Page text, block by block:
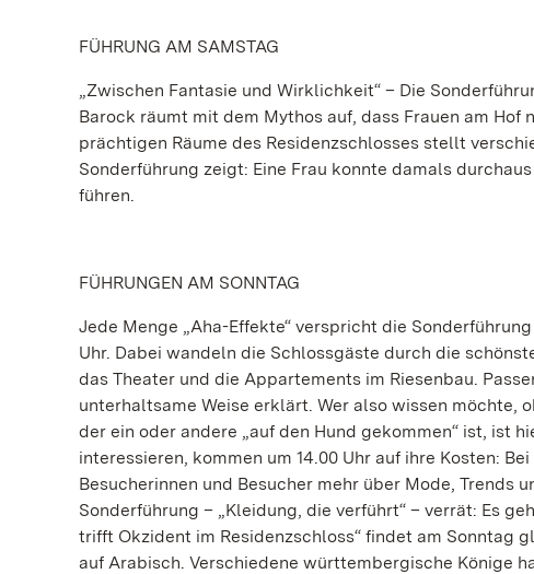
FÜHRUNG AM SAMSTAG
„Zwischen Fantasie und Wirklichkeit“ – Die
Barock räumt mit dem Mythos auf, dass Frauen am
prächtigen Räume des Residenzschlosses stellt
Sonderführung zeigt: Eine Frau konnte damals
führen.
FÜHRUNGEN AM SONNTAG
Jede Menge „Aha-Effekte“ verspricht die
Uhr. Dabei wandeln die Schlossgäste durch die
das Theater und die Appartements im Riesenbau.
unterhaltsame Weise erklärt. Wer also wissen möchte,
der ein oder andere „auf den Hund gekommen“ ist, ist
interessieren, kommen um 14.00 Uhr auf ihre Kosten:
Besucherinnen und Besucher mehr über Mode, Trends
Sonderführung – „Kleidung, die verführt“ – verrät: Es
trifft Okzident im Residenzschloss“ findet am Sonntag
auf Arabisch. Verschiedene württembergische Könige